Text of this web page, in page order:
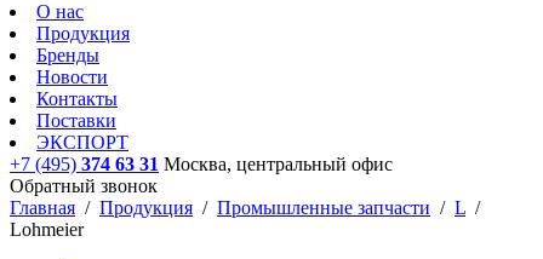
О нас
Продукция
Бренды
Новости
Контакты
Поставки
ЭКСПОРТ
+7 (495) 374 63 31 Москва, центральный офис
Обратный звонок
Главная / Продукция / Промышленные запчасти / L /
Lohmeier